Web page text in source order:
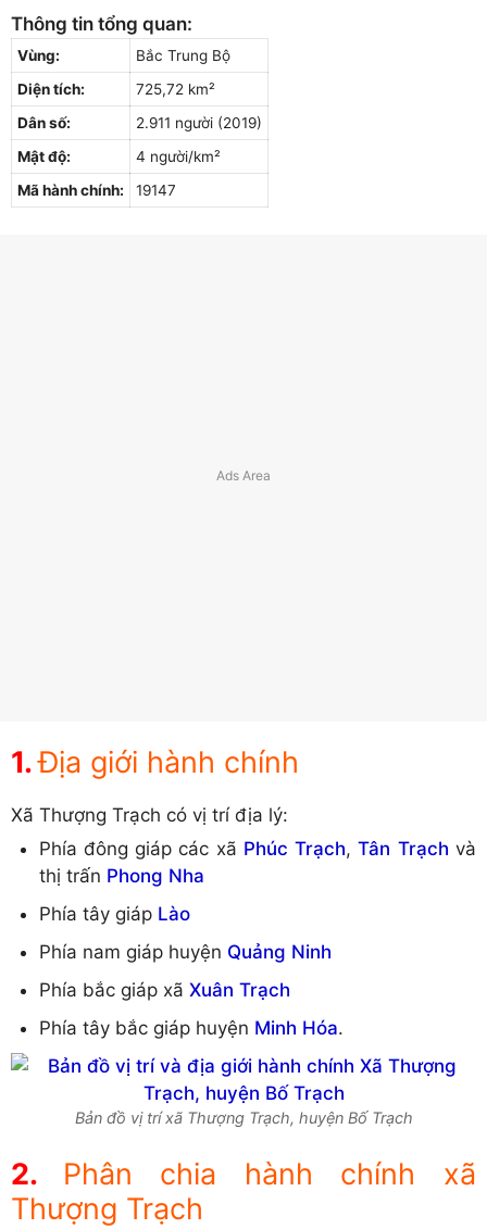
Thông tin tổng quan:
Vùng:
Bắc Trung Bộ
Diện tích:
725,72 km²
Dân số:
2.911 người (2019)
Mật độ:
4 người/km²
Mã hành chính:
19147
Địa giới hành chính
Xã Thượng Trạch có vị trí địa lý:
Phía đông giáp các xã Phúc Trạch,Tân Trạch và
thị trấn Phong Nha
Phía tây giáp Lào
Phía nam giáp huyện Quảng Ninh
Phía bắc giáp xã Xuân Trạch
Phía tây bắc giáp huyện Minh Hóa.
Bản đồ vị trí xã Thượng Trạch, huyện Bố Trạch
Phân chia hành chính xã
Thượng Trạch